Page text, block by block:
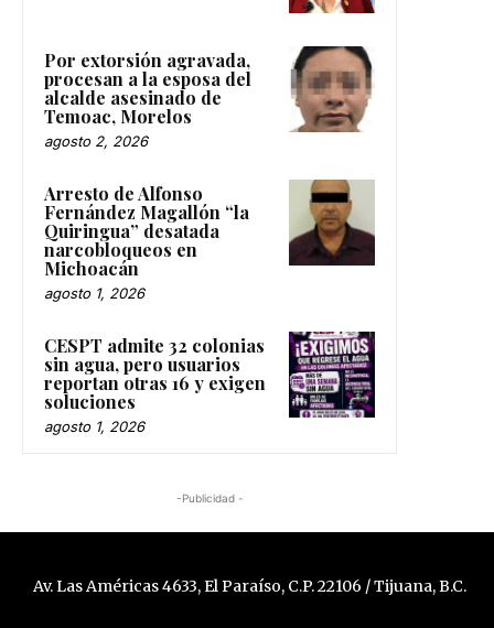
Por extorsión agravada,
procesan a la esposa del
alcalde asesinado de
Temoac, Morelos
agosto 2, 2026
Arresto de Alfonso
Fernández Magallón “la
Quiringua” desatada
narcobloqueos en
Michoacán
agosto 1, 2026
CESPT admite 32 colonias
sin agua, pero usuarios
reportan otras 16 y exigen
soluciones
agosto 1, 2026
-Publicidad -
Av. Las Américas 4633, El Paraíso, C.P. 22106 / Tijuana, B.C.